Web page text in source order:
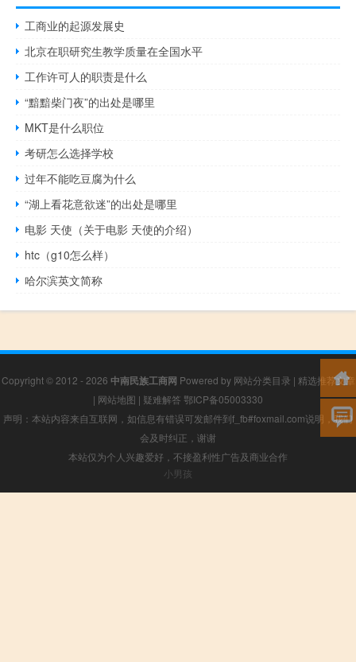
工商业的起源发展史
北京在职研究生教学质量在全国水平
工作许可人的职责是什么
“黯黯柴门夜”的出处是哪里
MKT是什么职位
考研怎么选择学校
过年不能吃豆腐为什么
“湖上看花意欲迷”的出处是哪里
电影 天使（关于电影 天使的介绍）
htc（g10怎么样）
哈尔滨英文简称
Copyright © 2012 - 2026 中南民族工商网 Powered by 网站分类目录 | 精选推荐文章
| 网站地图 | 疑难解答 鄂ICP备05003330
声明：本站内容来自互联网，如信息有错误可发邮件到f_fb#foxmail.com说明，我们
会及时纠正，谢谢
本站仅为个人兴趣爱好，不接盈利性广告及商业合作
小男孩